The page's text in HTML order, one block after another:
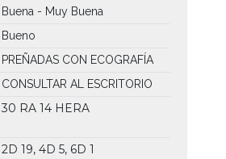
Buena - Muy Buena
Bueno
PREÑADAS CON ECOGRAFÍA
CONSULTAR AL ESCRITORIO
30 RA 14 HERA
2D 19, 4D 5, 6D 1